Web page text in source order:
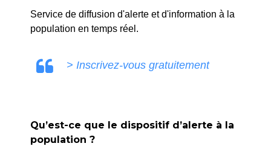
HENRY DE GROUX
COMMEMORATIONS DES 12 & 18 JUIN
SANDRINE RUIZ
Service de diffusion d'alerte et d'information à la
population en temps réel.
> Inscrivez-vous gratuitement
Qu’est-ce que le dispositif d’alerte à la
population ?